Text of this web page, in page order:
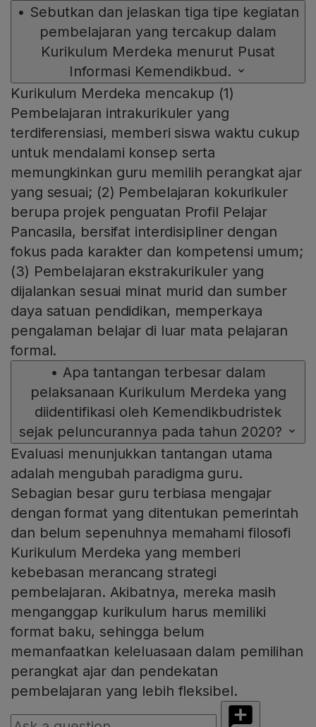
• Sebutkan dan jelaskan tiga tipe kegiatan
pembelajaran yang tercakup dalam
Kurikulum Merdeka menurut Pusat
Informasi Kemendikbud.
Kur­ikulum Merdeka mencakup (1)
Pembelajaran intrakurikuler yang
terdiferensiasi, memberi siswa waktu cukup
untuk mendalami konsep serta
memungkinkan guru memilih perangkat ajar
yang sesuai; (2) Pembelajaran kokurikuler
berupa projek penguatan Profil Pelajar
Pancasila, bersifat interdisipliner dengan
fokus pada karakter dan kompetensi umum;
(3) Pembelajaran ekstrakurikuler yang
dijalankan sesuai minat murid dan sumber
daya satuan pendidikan, memperkaya
pengalaman belajar di luar mata pelajaran
formal.
• Apa tantangan terbesar dalam
pelaksanaan Kurikulum Merdeka yang
diidentifikasi oleh Kemendikbudristek
sejak peluncurannya pada tahun 2020?
Evaluasi menunjukkan tantangan utama
adalah mengubah paradigma guru.
Sebagian besar guru terbiasa mengajar
dengan format yang ditentukan pemerintah
dan belum sepenuhnya memahami filosofi
Kurikulum Merdeka yang memberi
kebebasan merancang strategi
pembelajaran. Akibatnya, mereka masih
menganggap kurikulum harus memiliki
format baku, sehingga belum
memanfaatkan keleluasaan dalam pemilihan
perangkat ajar dan pendekatan
pembelajaran yang lebih fleksibel.